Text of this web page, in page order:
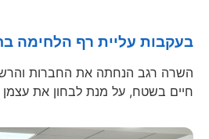
בעקבות עליית רף הלחימה
השרה רגב הנחתה את החברות
חיים בשטח, על מנת לבחון את